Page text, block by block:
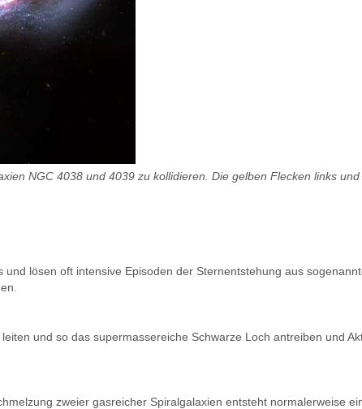
NGC 4038 und 4039 zu kollidieren. Die gelben Flecken links
lösen oft intensive Episoden der Sternentstehung aus
und so das supermassereiche Schwarze Loch antreiben und
zweier gasreicher Spiralgalaxien entsteht normalerweise